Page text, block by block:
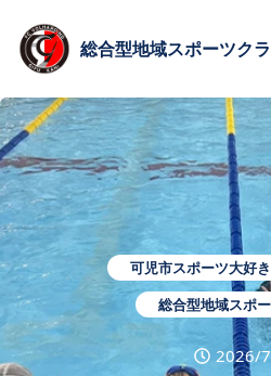
総合型地域スポーツク
可児市スポーツ大好
総合型地域スポ
2026/